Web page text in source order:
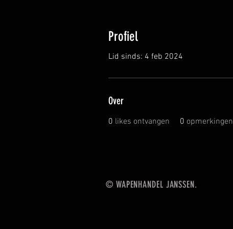
Profiel
Lid sinds: 4 feb 2024
Over
0 likes ontvangen 0
© WAPENHANDEL JANSSEN.